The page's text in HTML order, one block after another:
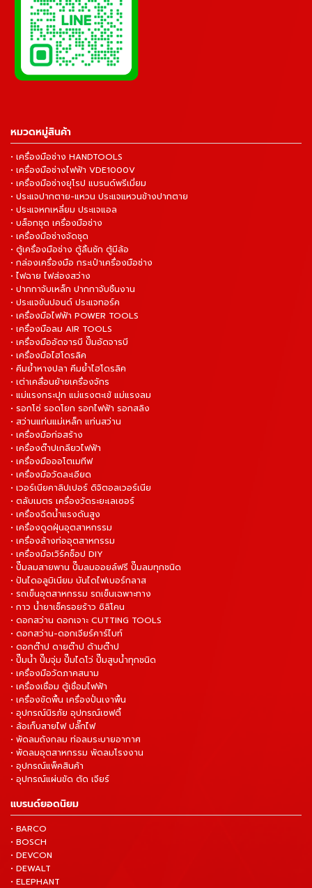
หมวดหมู่สินค้า
• เครื่องมือช่าง HANDTOOLS
• เครื่องมือช่างไฟฟ้า VDE1000V
• เครื่องมือช่างยุโรป แบรนด์พรีเมี่ยม
• ประแจปากตาย-แหวน ประแจแหวนข้างปากตาย
• ประแจหกเหลี่ยม ประแจแอล
• บล็อกชุด เครื่องมือช่าง
• เครื่องมือช่างจัดชุด
• ตู้เครื่องมือช่าง ตู้ลิ้นชัก ตู้มีล้อ
• กล่องเครื่องมือ กระเป๋าเครื่องมือช่าง
• ไฟฉาย ไฟส่องสว่าง
• ปากกาจับเหล็ก ปากกาจับชิ้นงาน
• ประแจขันปอนด์ ประแจทอร์ค
• เครื่องมือไฟฟ้า POWER TOOLS
• เครื่องมือลม AIR TOOLS
• เครื่องมืออัดจารบี ปั๊มอัดจารบี
• เครื่องมือไฮโดรลิค
• คีมย้ำหางปลา คีมย้ำไฮโดรลิค
• เต่าเคลื่อนย้ายเครื่องจักร
• แม่แรงกระปุก แม่แรงตะเข้ แม่แรงลม
• รอกโซ่ รอดโยก รอกไฟฟ้า รอกสลิง
• สว่านแท่นแม่เหล็ก แท่นสว่าน
• เครื่องมือก่อสร้าง
• เครื่องต๊าปเกลียวไฟฟ้า
• เครื่องมือออโตเมทีฟ
• เครื่องมือวัดละเอียด
• เวอร์เนียคาลิปเปอร์ ดิจิตอลเวอร์เนีย
• ตลับเมตร เครื่องวัดระยะเลเซอร์
• เครื่องฉีดน้ำแรงดันสูง
• เครื่องดูดฝุ่นอุตสาหกรรม
• เครื่องล้างท่ออุตสาหกรรม
• เครื่องมือเวิร์คช็อป DIY
• ปั๊มลมสายพาน ปั๊มลมออยล์ฟรี ปั๊มลมทุกชนิด
• ปันไดอลูมิเนียม บันไดไฟเบอร์กลาส
• รถเข็นอุตสาหกรรม รถเข็นเฉพาะทาง
• กาว น้ำยาเช็ครอยร้าว ซิลิโคน
• ดอกสว่าน ดอกเจาะ CUTTING TOOLS
• ดอกสว่าน-ดอกเจียร์คาร์ไบท์
• ดอกต๊าป ดายต๊าป ด้ามต๊าป
• ปั๊มน้ำ ปั๊มจุ่ม ปั๊มไดโว่ ปั๊มสูบน้ำทุกชนิด
• เครื่องมือวัดภาคสนาม
• เครื่องเชื่อม ตู้เชื่อมไฟฟ้า
• เครื่องขัดพื้น เครื่องปั่นเงาพื้น
• อุปกรณ์นิรภัย อุปกรณ์เซฟตี้
• ล้อเก็บสายไฟ ปลั๊กไฟ
• พัดลมถังกลม ท่อลมระบายอากาศ
• พัดลมอุตสาหกรรม พัดลมโรงงาน
• อุปกรณ์แพ็คสินค้า
• อุปกรณ์แผ่นขัด ตัด เจียร์
แบรนด์ยอดนิยม
• BARCO
• BOSCH
• DEVCON
• DEWALT
• ELEPHANT